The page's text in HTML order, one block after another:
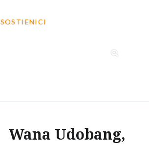
SOSTIENICI
Wana Udobang,